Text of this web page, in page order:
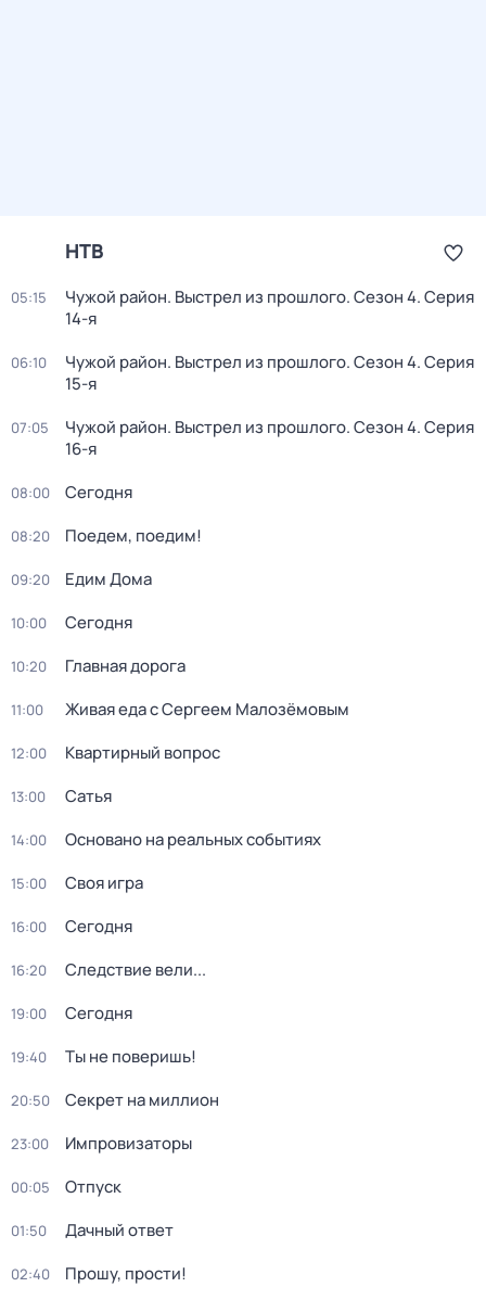
НТВ
05:15 Чужой район. Выстрел из прошлого. Сезон 4. Серия
14-я
06:10 Чужой район. Выстрел из прошлого. Сезон 4. Серия
15-я
07:05 Чужой район. Выстрел из прошлого. Сезон 4. Серия
16-я
08:00 Сегодня
08:20 Поедем, поедим!
09:20 Едим Дома
10:00 Сегодня
10:20 Главная дорога
11:00 Живая еда с Сергеем Малозёмовым
12:00 Квартирный вопрос
13:00 Сатья
14:00 Основано на реальных событиях
15:00 Своя игра
16:00 Сегодня
16:20 Следствие вели...
19:00 Сегодня
19:40 Ты не поверишь!
20:50 Секрет на миллион
23:00 Импровизаторы
00:05 Отпуск
01:50 Дачный ответ
02:40 Прошу, прости!